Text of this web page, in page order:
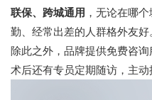
联保、跨城通用 ，无论在哪
勤、经常出差的人群格外友好
除此之外，品牌提供免费咨
术后还有专员定期随访，主